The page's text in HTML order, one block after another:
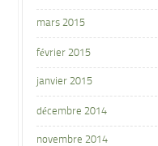
mars 2015
février 2015
janvier 2015
décembre 2014
novembre 2014